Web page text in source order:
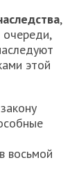
,
очереди,
этой
восьмой